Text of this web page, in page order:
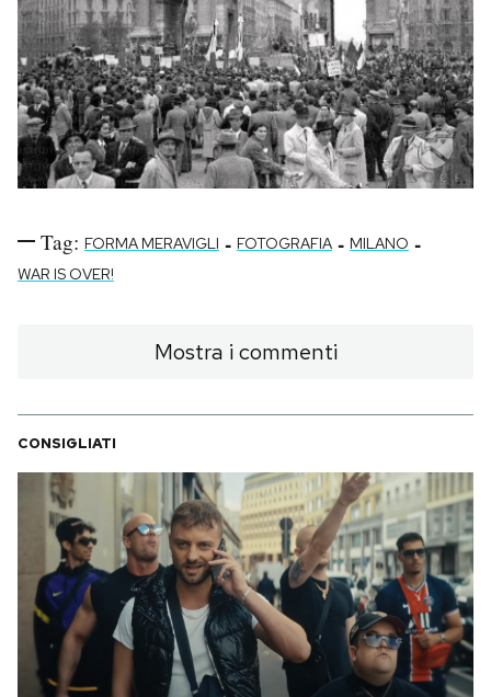
Tag: FORMA MERAVIGLI - FOTOGRAFIA - MILANO -
WAR IS OVER!
Mostra i commenti
CONSIGLIATI